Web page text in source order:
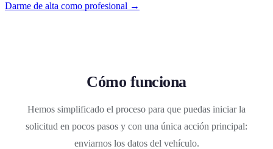
Darme de alta como profesional →
Cómo funciona
Hemos simplificado el proceso para que puedas iniciar la
solicitud en pocos pasos y con una única acción principal:
enviarnos los datos del vehículo.